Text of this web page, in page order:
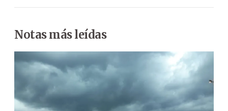
Notas más leídas